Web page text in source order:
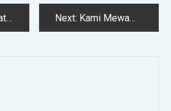
Iklim Next: Kami Mewawancarai Chatbot AI Baru Meta Tentang… Itu Sendiri